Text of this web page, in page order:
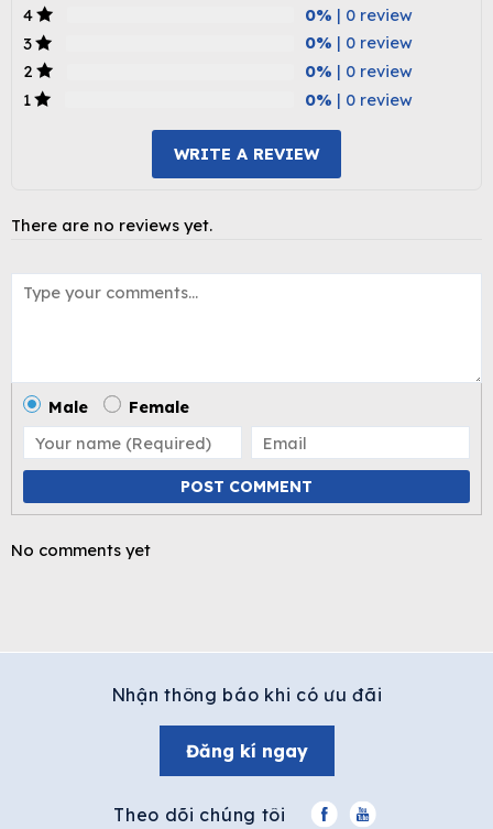
4
0% | 0 review
3
0% | 0 review
2
0% | 0 review
1
0% | 0 review
WRITE A REVIEW
There are no reviews yet.
Male Female
POST COMMENT
No comments yet
Nhận thông báo khi có ưu đãi
Đăng kí ngay
Theo dõi chúng tôi